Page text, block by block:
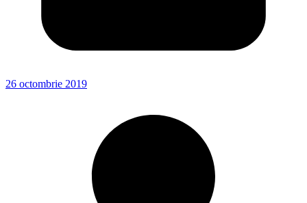
26 octombrie 2019